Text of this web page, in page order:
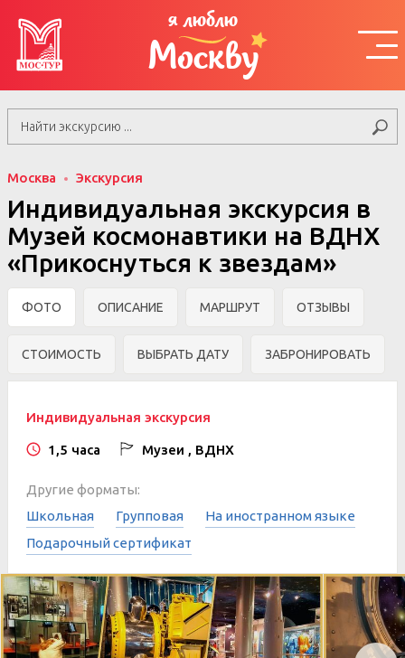
я люблю
Москву
Москва Экскурсия
Индивидуальная экскурсия в
Музей космонавтики на ВДНХ
«Прикоснуться к звездам»
ФОТО ОПИСАНИЕ МАРШРУТ ОТЗЫВЫ
СТОИМОСТЬ ВЫБРАТЬ ДАТУ ЗАБРОНИРОВАТЬ
Индивидуальная экскурсия
1,5 часа Музеи , ВДНХ
Другие форматы:
Школьная
Групповая
На иностранном языке
Подарочный сертификат